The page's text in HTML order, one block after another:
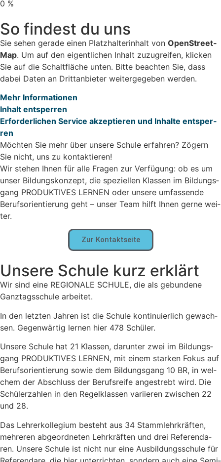
0 %
So fin­dest du uns
Sie sehen gera­de einen Platz­hal­ter­in­halt von Open­Street­
Map. Um auf den eigent­li­chen Inhalt zuzu­grei­fen, kli­cken
Sie auf die Schalt­flä­che unten. Bit­te beach­ten Sie, dass
dabei Daten an Dritt­an­bie­ter wei­ter­ge­ge­ben wer­den.
Mehr Infor­ma­tio­nen
Inhalt ent­sper­ren
Erfor­der­li­chen Ser­vice akzep­tie­ren und Inhal­te ent­sper­
ren
Möch­ten Sie mehr über unse­re Schu­le erfah­ren? Zögern
Sie nicht, uns zu kon­tak­tie­ren!
Wir ste­hen Ihnen für alle Fra­gen zur Ver­fü­gung: ob es um
unser Bil­dungs­kon­zept, die spe­zi­el­len Klas­sen im Bil­dungs­
gang PRODUKTIVES LERNEN oder unse­re umfas­sen­de
Berufs­ori­en­tie­rung geht – unser Team hilft Ihnen ger­ne wei­
ter.
Zur Kon­takt­sei­te
Unse­re Schu­le kurz erklärt
Wir sind eine REGIONALE SCHULE, die als gebun­de­ne
Ganz­tags­schu­le arbei­tet.
In den letz­ten Jah­ren ist die Schu­le kon­ti­nu­ier­lich gewach­
sen. Gegen­wär­tig ler­nen hier 478 Schü­ler.
Unse­re Schu­le hat 21 Klas­sen, dar­un­ter zwei im Bil­dungs­
gang PRODUKTIVES LERNEN, mit einem star­ken Fokus auf
Berufs­ori­en­tie­rung sowie dem Bil­dungs­gang 10 BR, in wel­
chem der Abschluss der Berufs­rei­fe ange­strebt wird. Die
Schü­ler­zah­len in den Regel­klas­sen vari­ie­ren zwi­schen 22
und 28.
Das Leh­rer­kol­le­gi­um besteht aus 34 Stamm­lehr­kräf­ten,
meh­re­ren abge­ord­ne­ten Lehr­kräf­ten und drei Refe­ren­da­
ren. Unse­re Schu­le ist nicht nur eine Aus­bil­dungs­schu­le für